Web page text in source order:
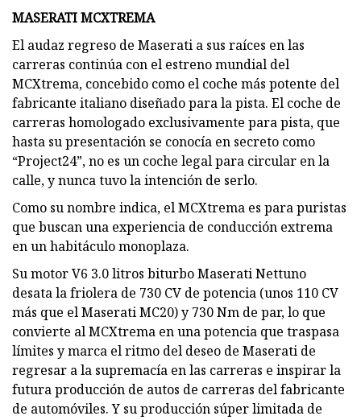
MASERATI MCXTREMA
El audaz regreso de Maserati a sus raíces en las
carreras continúa con el estreno mundial del
MCXtrema, concebido como el coche más potente del
fabricante italiano diseñado para la pista. El coche de
carreras homologado exclusivamente para pista, que
hasta su presentación se conocía en secreto como
“Project24”, no es un coche legal para circular en la
calle, y nunca tuvo la intención de serlo.
Como su nombre indica, el MCXtrema es para puristas
que buscan una experiencia de conducción extrema
en un habitáculo monoplaza.
Su motor V6 3.0 litros biturbo Maserati Nettuno
desata la friolera de 730 CV de potencia (unos 110 CV
más que el Maserati MC20) y 730 Nm de par, lo que
convierte al MCXtrema en una potencia que traspasa
límites y marca el ritmo del deseo de Maserati de
regresar a la supremacía en las carreras e inspirar la
futura producción de autos de carreras del fabricante
de automóviles. Y su producción súper limitada de